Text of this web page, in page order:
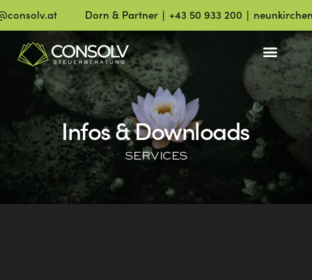
Dorn & Partner ∣ +43 50 933 200 ∣
Infos & Downloads
SERVICES